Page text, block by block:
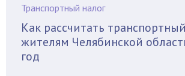
Транспортный налог
Как рассчитать
жителям Челябинской
год